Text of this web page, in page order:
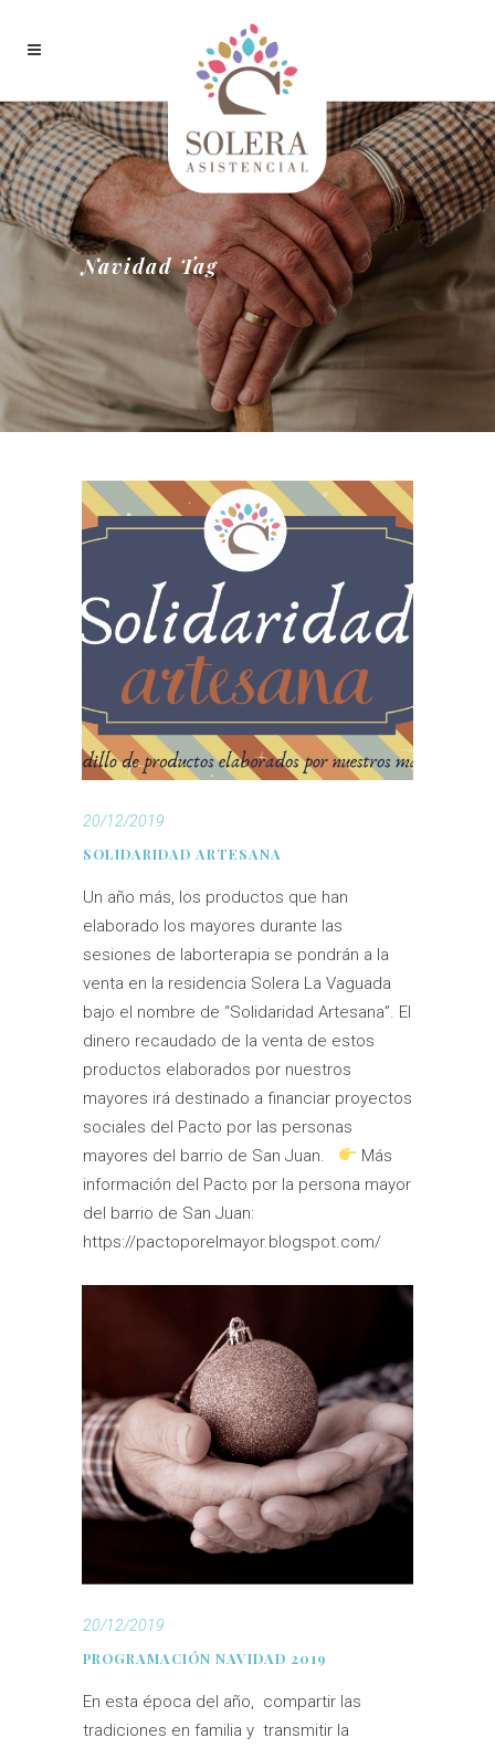
Navidad Tag
20/12/2019
SOLIDARIDAD ARTESANA
Un año más, los productos que han
elaborado los mayores durante las
sesiones de laborterapia se pondrán a la
venta en la residencia Solera La Vaguada
bajo el nombre de “Solidaridad Artesana”. El
dinero recaudado de la venta de estos
productos elaborados por nuestros
mayores irá destinado a financiar proyectos
sociales del Pacto por las personas
mayores del barrio de San Juan.
Más
información del Pacto por la persona mayor
del barrio de San Juan:
https://pactoporelmayor.blogspot.com/
20/12/2019
PROGRAMACIÓN NAVIDAD 2019
En esta época del año, compartir las
tradiciones en familia y transmitir la